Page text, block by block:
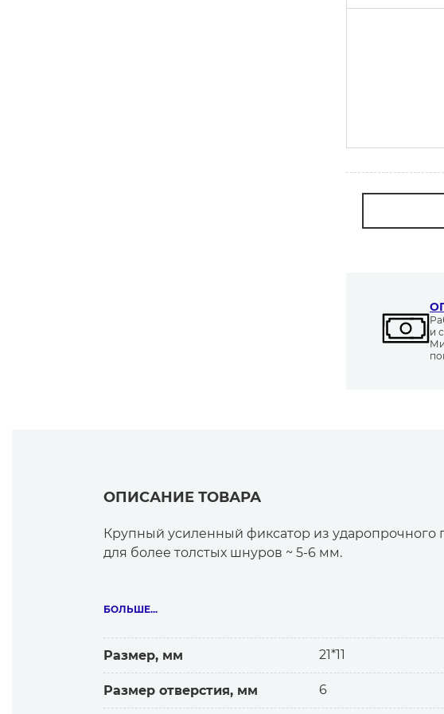
и
ОПИСАНИЕ ТОВАРА
Крупный усиленный фиксатор из ударопрочного
для более толстых шнуров ~ 5-6 мм.
— Рюкзаки, сумки, чехлы (кулиски, стяжки,
— Снаряжение и outdoor-экипировка (палатки,
Ключевые преимущества:
БОЛЬШЕ...
Размер, мм 21*11
Размер отверстия, мм 6